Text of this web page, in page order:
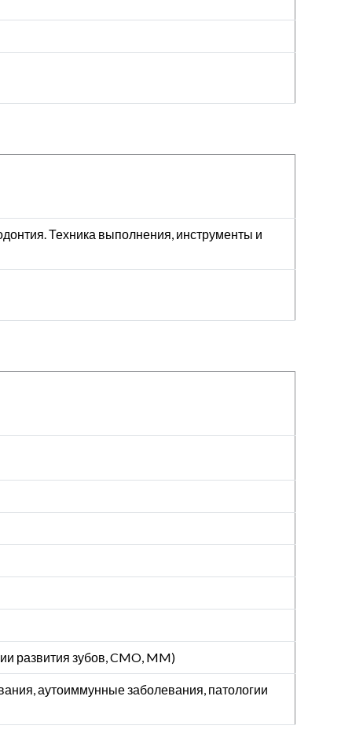
Техника выполнения, инструменты и
развития зубов, CMO, MM)
аутоиммунные заболевания, патологии